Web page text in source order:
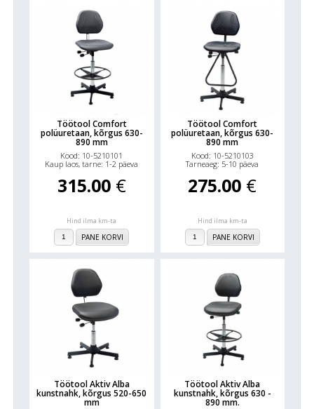
Töötool Comfort
polüuretaan, kõrgus 630-
890 mm
Kood: 10-5210101
Kaup laos, tarne: 1-2 päeva
315.00 €
Hind ilma km-ta
PANE KORVI
Töötool Comfort
polüuretaan, kõrgus 630-
890 mm
Kood: 10-5210103
Tarneaeg: 5-10 päeva
275.00 €
Hind ilma km-ta
PANE KORVI
Töötool Aktiv Alba
kunstnahk, kõrgus 520-650
mm
Töötool Aktiv Alba
kunstnahk, kõrgus 630 -
890 mm.